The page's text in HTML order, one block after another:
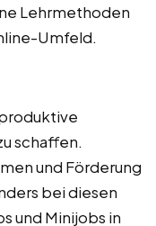
Lehrmethoden
Umfeld.
schaffen.
und Förderung
bei diesen
und Minijobs in